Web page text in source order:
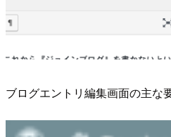
ブログエントリ編集画面の主な